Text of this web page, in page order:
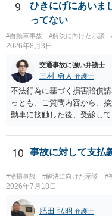
9
ひきにげにあいま
ってない
#自動車事故 #解決に向けた示談
2026年8月3日
交通事故に強い弁護士
三村 勇人 弁護士
不法行為に基づく損害賠償
っとも、ご質問内容から、
動車に接触した後、受診し
士にご相談ください。
10 事故に対して支払
#物損事故 #解決に向けた示談 #
2026年7月18日
肥田 弘昭 弁護士